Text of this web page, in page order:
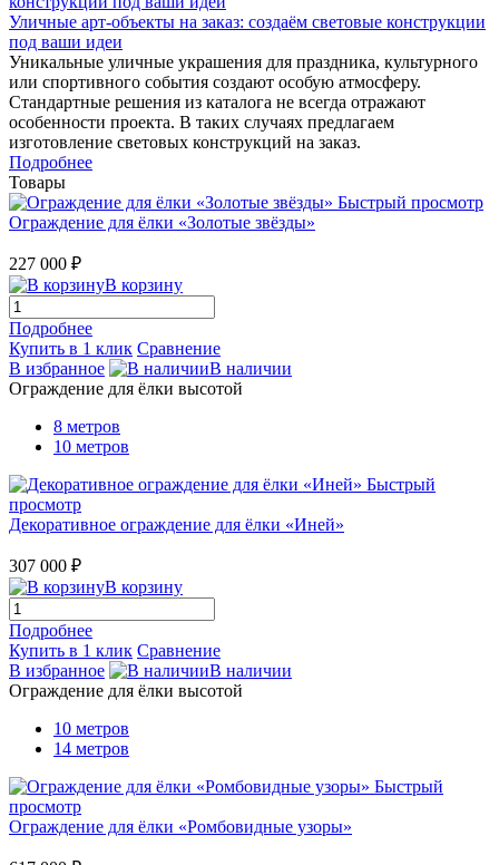
Уличные арт-объекты на заказ: создаём световые конструкции
под ваши идеи
Уникальные уличные украшения для праздника, культурного
или спортивного события создают особую атмосферу.
Стандартные решения из каталога не всегда отражают
особенности проекта. В таких случаях предлагаем
изготовление световых конструкций на заказ.
Подробнее
Товары
Быстрый просмотр
Ограждение для ёлки «Золотые звёзды»
227 000 ₽
В корзину
Подробнее
Купить в 1 клик Сравнение
В избранное
В наличии
Ограждение для ёлки высотой
8 метров
10 метров
Быстрый
просмотр
Декоративное ограждение для ёлки «Иней»
307 000 ₽
В корзину
Подробнее
Купить в 1 клик Сравнение
В избранное
В наличии
Ограждение для ёлки высотой
10 метров
14 метров
Быстрый
просмотр
Ограждение для ёлки «Ромбовидные узоры»